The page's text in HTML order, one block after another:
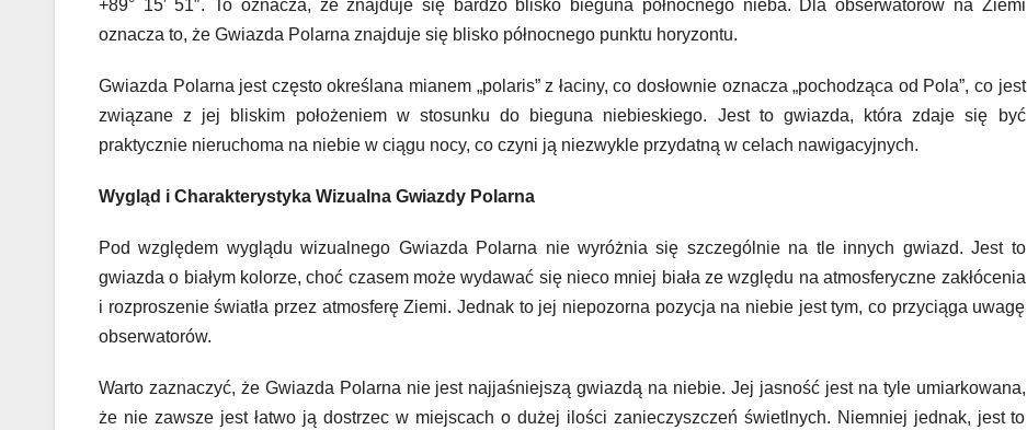
+89° 15′ 51″. To oznacza, że znajduje się bardzo blisko bieguna północnego nieba. Dla obserwatorów na Ziemi
oznacza to, że Gwiazda Polarna znajduje się blisko północnego punktu horyzontu.
Gwiazda Polarna jest często określana mianem „polaris” z łaciny, co dosłownie oznacza „pochodząca od Pola”, co jest
związane z jej bliskim położeniem w stosunku do bieguna niebieskiego. Jest to gwiazda, która zdaje się być
praktycznie nieruchoma na niebie w ciągu nocy, co czyni ją niezwykle przydatną w celach nawigacyjnych.
Wygląd i Charakterystyka Wizualna Gwiazdy Polarna
Pod względem wyglądu wizualnego Gwiazda Polarna nie wyróżnia się szczególnie na tle innych gwiazd. Jest to
gwiazda o białym kolorze, choć czasem może wydawać się nieco mniej biała ze względu na atmosferyczne zakłócenia
i rozproszenie światła przez atmosferę Ziemi. Jednak to jej niepozorna pozycja na niebie jest tym, co przyciąga uwagę
obserwatorów.
Warto zaznaczyć, że Gwiazda Polarna nie jest najjaśniejszą gwiazdą na niebie. Jej jasność jest na tyle umiarkowana,
że nie zawsze jest łatwo ją dostrzec w miejscach o dużej ilości zanieczyszczeń świetlnych. Niemniej jednak, jest to